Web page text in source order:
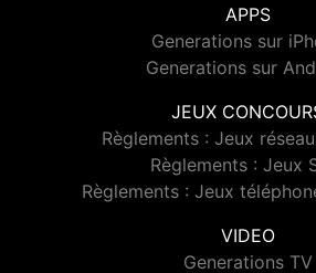
APPS
Generations sur
Generations sur
JEUX
Règlements : Jeux
Règlements : Jeux
Règlements : Jeux
VIDEO
Generations TV